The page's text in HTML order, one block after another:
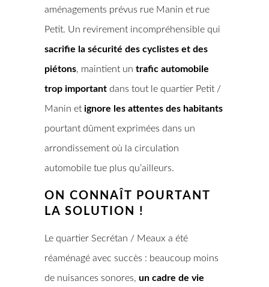
aménagements prévus rue Manin et rue
Petit. Un revirement incompréhensible qui
sacrifie la sécurité des cyclistes et des
piétons, maintient un trafic automobile
trop important dans tout le quartier Petit /
Manin et ignore les attentes des habitants
pourtant dûment exprimées dans un
arrondissement où la circulation
automobile tue plus qu’ailleurs.
ON CONNAÎT POURTANT
LA SOLUTION !
Le quartier Secrétan / Meaux a été
réaménagé avec succès : beaucoup moins
de nuisances sonores, un cadre de vie